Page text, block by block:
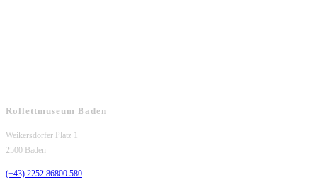
Rollettmuseum Baden
Weikersdorfer Platz 1
2500 Baden
(+43) 2252 86800 580